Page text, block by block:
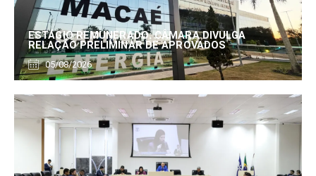
ESTÁGIO REMUNERADO: CÂMARA DIVULGA
RELAÇÃO PRELIMINAR DE APROVADOS
05/08/2026